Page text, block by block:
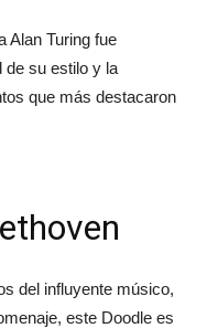
Alan Turing fue
de su estilo y la
que más destacaron
del influyente músico,
este Doodle es